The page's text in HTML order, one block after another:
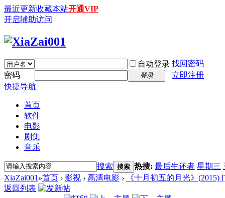
最近更新收藏本站开通VIP
开启辅助访问
自动登录 找回密码
密码
登录
立即注册
快捷导航
首页
软件
电影
剧集
音乐
搜索 搜索 热搜: 最后生还者 星期三
XiaZai001 »首页 › 影视 › 高清电影 ›
《十月初五的月光》(2015)
返回列表